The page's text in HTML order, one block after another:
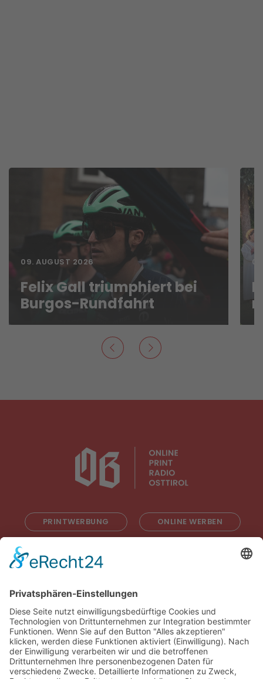
09. AUGUST 2026
Felix Gall triumphiert bei
Burgos-Rundfahrt
PRINTWERBUNG ONLINE WERBEN